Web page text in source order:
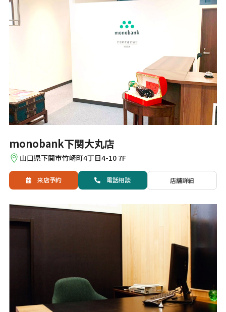
monobank下関大丸店
山口県下関市竹崎町4丁目4-10 7F
来店予約 電話相談 店舗詳細